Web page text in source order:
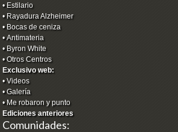
•Estilario
•Rayadura Alzheimer
•Bocas de ceniza
•Antimateria
•Byron White
•Otros Centros
Exclusivo web:
•Videos
•Galería
•Me robaron y punto
Ediciones anteriores
Comunidades: